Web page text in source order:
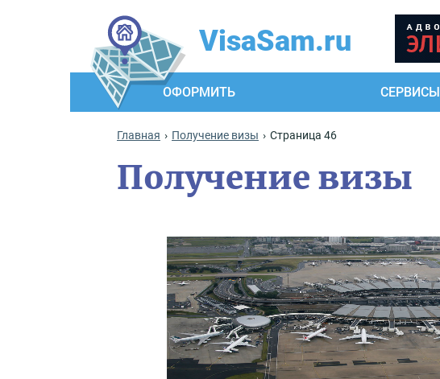
VisaSam.ru
ОФОРМИТЬ СЕРВИСЫ
Главная Получение визы Страница 46
Получение визы